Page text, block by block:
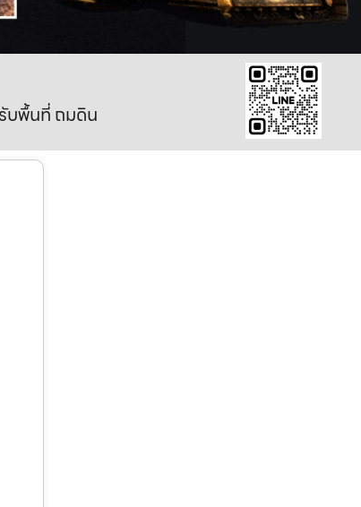
บพื้นที่ ถมดิน